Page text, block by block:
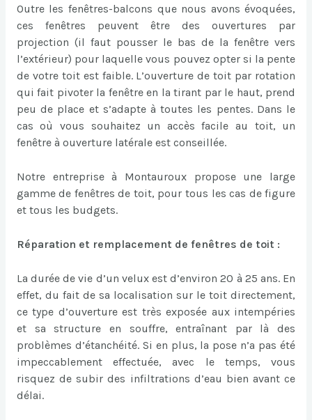
Outre les fenêtres-balcons que nous avons évoquées,
ces fenêtres peuvent être des ouvertures par
projection (il faut pousser le bas de la fenêtre vers
l’extérieur) pour laquelle vous pouvez opter si la pente
de votre toit est faible. L’ouverture de toit par rotation
qui fait pivoter la fenêtre en la tirant par le haut, prend
peu de place et s’adapte à toutes les pentes. Dans le
cas où vous souhaitez un accès facile au toit, un
fenêtre à ouverture latérale est conseillée.
Notre entreprise à Montauroux propose une large
gamme de fenêtres de toit, pour tous les cas de figure
et tous les budgets.
Réparation et remplacement de fenêtres de toit :
La durée de vie d’un velux est d’environ 20 à 25 ans. En
effet, du fait de sa localisation sur le toit directement,
ce type d’ouverture est très exposée aux intempéries
et sa structure en souffre, entraînant par là des
problèmes d’étanchéité. Si en plus, la pose n’a pas été
impeccablement effectuée, avec le temps, vous
risquez de subir des infiltrations d’eau bien avant ce
délai.